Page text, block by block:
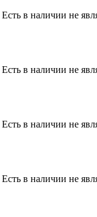
Есть в наличии не
Есть в наличии не
Есть в наличии не
Есть в наличии не